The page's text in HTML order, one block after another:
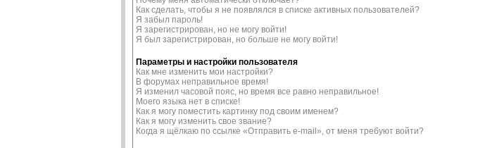
Как сделать, чтобы я не появлялся в списке активных пользователей?
Я забыл пароль!
Я зарегистрирован, но не могу войти!
Я был зарегистрирован, но больше не могу войти!
Параметры и настройки пользователя
Как мне изменить мои настройки?
В форумах неправильное время!
Я изменил часовой пояс, но время все равно неправильное!
Моего языка нет в списке!
Как я могу поместить картинку под своим именем?
Как я могу изменить свое звание?
Когда я щёлкаю по ссылке «Отправить e-mail», от меня требуют войти?